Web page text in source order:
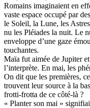
Romains imaginaient en
vaste espace occupé par
le Soleil, la Lune, les
nu les Pléiades la nuit. Le
enveloppe d’une gaze
touchantes.
Maïa fut aimée de Jupiter
l’interprète. En mai, les
On dit que les premières,
trouvent leur source à la
frotti-frotta de ce côté-là ?
« Planter son mai »